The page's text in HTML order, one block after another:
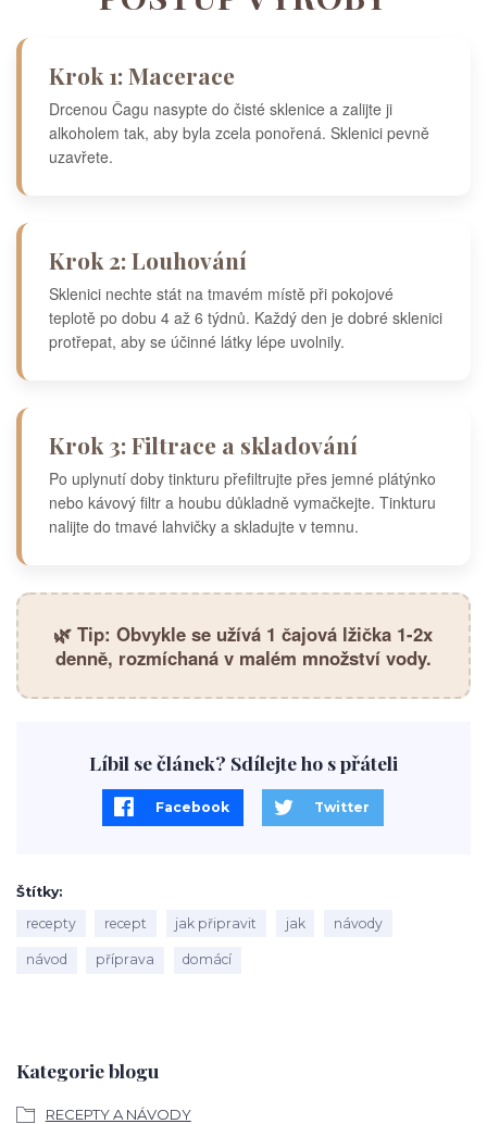
Kategorie blogu
RECEPTY A NÁVODY
Krok 1: Macerace
Drcenou Čagu nasypte do čisté sklenice a zalijte ji
alkoholem tak, aby byla zcela ponořená. Sklenici pevně
uzavřete.
Krok 2: Louhování
Sklenici nechte stát na tmavém místě při pokojové
teplotě po dobu 4 až 6 týdnů. Každý den je dobré sklenici
protřepat, aby se účinné látky lépe uvolnily.
Krok 3: Filtrace a skladování
Po uplynutí doby tinkturu přefiltrujte přes jemné plátýnko
nebo kávový filtr a houbu důkladně vymačkejte. Tinkturu
nalijte do tmavé lahvičky a skladujte v temnu.
🌿 Tip: Obvykle se užívá 1 čajová lžička 1-2x
denně, rozmíchaná v malém množství vody.
Líbil se článek? Sdílejte ho s přáteli
Facebook Twitter
Štítky
recepty
recept jak připravit jak návody
návod příprava domácí